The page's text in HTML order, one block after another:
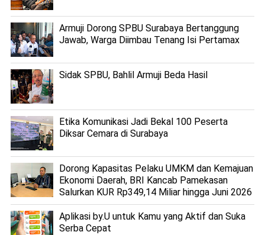
Armuji Dorong SPBU Surabaya Bertanggung
Jawab, Warga Diimbau Tenang Isi Pertamax
Sidak SPBU, Bahlil Armuji Beda Hasil
Etika Komunikasi Jadi Bekal 100 Peserta
Diksar Cemara di Surabaya
Dorong Kapasitas Pelaku UMKM dan Kemajuan
Ekonomi Daerah, BRI Kancab Pamekasan
Salurkan KUR Rp349,14 Miliar hingga Juni 2026
Aplikasi by.U untuk Kamu yang Aktif dan Suka
Serba Cepat